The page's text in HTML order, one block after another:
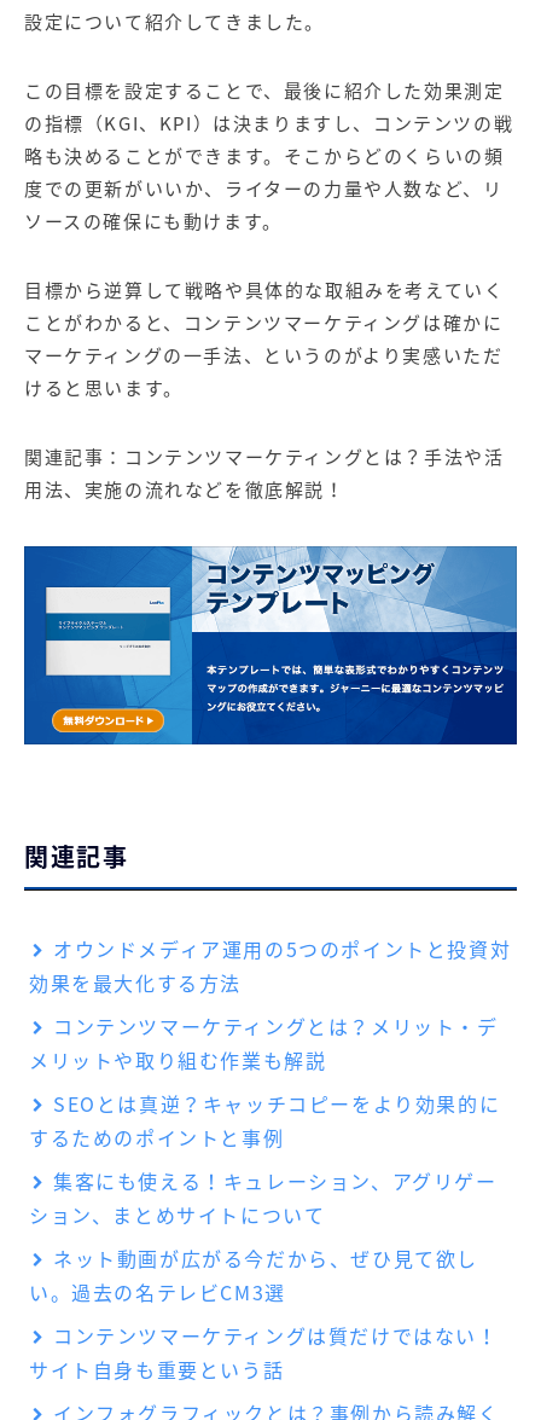
設定について紹介してきました。
この目標を設定することで、最後に紹介した効果測定
の指標（KGI、KPI）は決まりますし、コンテンツの戦
略も決めることができます。そこからどのくらいの頻
度での更新がいいか、ライターの力量や人数など、リ
ソースの確保にも動けます。
目標から逆算して戦略や具体的な取組みを考えていく
ことがわかると、コンテンツマーケティングは確かに
マーケティングの一手法、というのがより実感いただ
けると思います。
関連記事： コンテンツマーケティングとは？手法や活
用法、実施の流れなどを徹底解説！
関連記事
オウンドメディア運用の5つのポイントと投資対
効果を最大化する方法
コンテンツマーケティングとは？メリット・デ
メリットや取り組む作業も解説
SEOとは真逆？キャッチコピーをより効果的に
するためのポイントと事例
集客にも使える！キュレーション、アグリゲー
ション、まとめサイトについて
ネット動画が広がる今だから、ぜひ見て欲し
い。過去の名テレビCM3選
コンテンツマーケティングは質だけではない！
サイト自身も重要という話
インフォグラフィックとは？事例から読み解く